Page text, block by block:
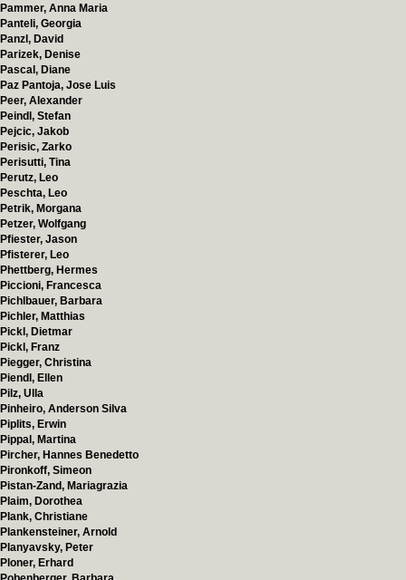
Pammer, Anna Maria
Panteli, Georgia
Panzl, David
Parizek, Denise
Pascal, Diane
Paz Pantoja, Jose Luis
Peer, Alexander
Peindl, Stefan
Pejcic, Jakob
Perisic, Zarko
Perisutti, Tina
Perutz, Leo
Peschta, Leo
Petrik, Morgana
Petzer, Wolfgang
Pfiester, Jason
Pfisterer, Leo
Phettberg, Hermes
Piccioni, Francesca
Pichlbauer, Barbara
Pichler, Matthias
Pickl, Dietmar
Pickl, Franz
Piegger, Christina
Piendl, Ellen
Pilz, Ulla
Pinheiro, Anderson Silva
Piplits, Erwin
Pippal, Martina
Pircher, Hannes Benedetto
Pironkoff, Simeon
Pistan-Zand, Mariagrazia
Plaim, Dorothea
Plank, Christiane
Plankensteiner, Arnold
Planyavsky, Peter
Ploner, Erhard